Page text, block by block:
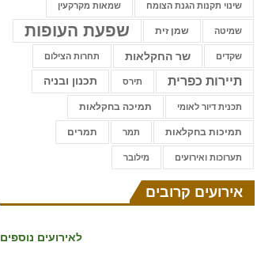
שינוי תקנות הגנת הצומח שמאות מקרקעין
שמיטה שמן זית שפעת העופות
שקדים שר החקלאות תחרות הצילום
תיירות כפרית תירס תכנון ובניה
תכנית דיור לאומי תמיכה בחקלאות
תמיכות בחקלאות תמר תמרים
תערוכות ואירועים ⁨מילובר
אירועים קרובים
לאירועים נוספים